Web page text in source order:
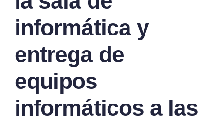
informática y
entrega de
equipos
informáticos a las